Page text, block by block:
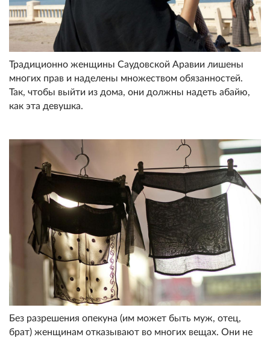
Традиционно женщины Саудовской Аравии лишены
многих прав и наделены множеством обязанностей.
Так, чтобы выйти из дома, они должны надеть абайю,
как эта девушка.
Без разрешения опекуна (им может быть муж, отец,
брат) женщинам отказывают во многих вещах. Они не